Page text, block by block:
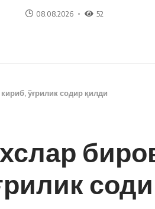
08.08.2026 52
ўғрилик содир қилди